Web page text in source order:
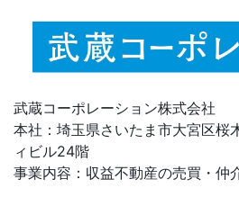
武蔵コーポレーション株式会社
本社：埼玉県さいたま市大宮区桜
ィビル24階
事業内容：収益不動産の売買・仲